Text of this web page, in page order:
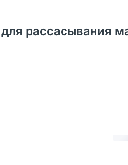
рассасывания